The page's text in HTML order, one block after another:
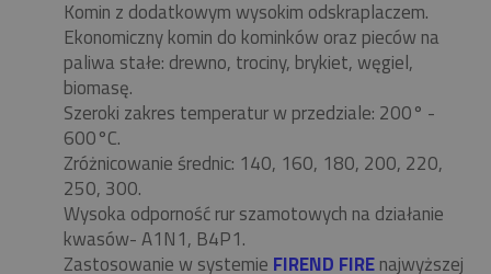
Komin z dodatkowym wysokim odskraplaczem.
Ekonomiczny komin do kominków oraz pieców na
paliwa stałe: drewno, trociny, brykiet, węgiel,
biomasę.
Szeroki zakres temperatur w przedziale: 200° -
600°C.
Zróżnicowanie średnic: 140, 160, 180, 200, 220,
250, 300.
Wysoka odporność rur szamotowych na działanie
kwasów- A1N1, B4P1.
Zastosowanie w systemie FIREND FIREnajwyższej